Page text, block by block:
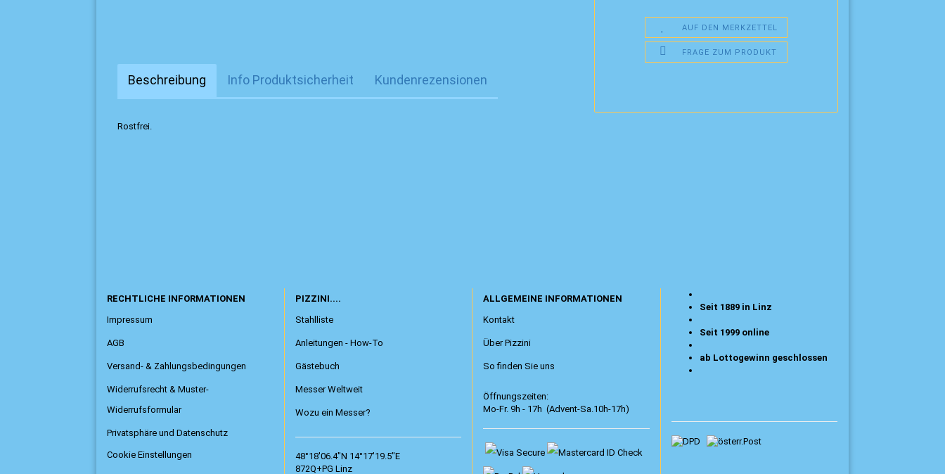
AUF DEN MERKZETTEL
FRAGE ZUM PRODUKT
Beschreibung Info Produktsicherheit Kundenrezensionen
Rostfrei.
RECHTLICHE INFORMATIONEN
Impressum
AGB
Versand- & Zahlungsbedingungen
Widerrufsrecht & Muster-
Widerrufsformular
Privatsphäre und Datenschutz
Cookie Einstellungen
PIZZINI....
Stahlliste
Anleitungen - How-To
Gästebuch
Messer Weltweit
Wozu ein Messer?
48°18'06.4"N 14°17'19.5"E
872Q+PG Linz
ALLGEMEINE INFORMATIONEN
Kontakt
Über Pizzini
So finden Sie uns
Öffnungszeiten:
Mo-Fr. 9h - 17h (Advent-Sa.10h-17h)
Seit 1889 in Linz
Seit 1999 online
ab Lottogewinn geschlossen